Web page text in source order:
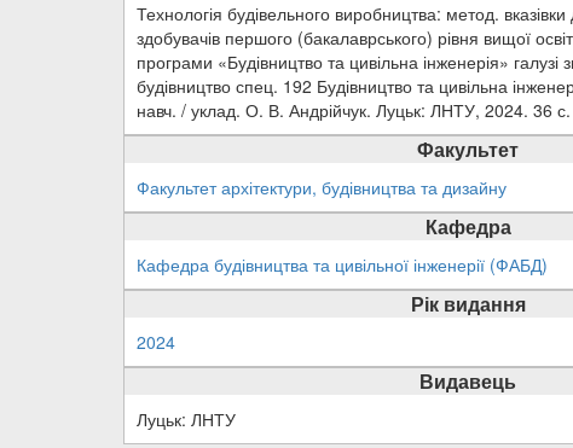
Технологія будівельного виробництва: метод.
здобувачів першого (бакалаврського) рівня вищої
програми «Будівництво та цивільна інженерія» галузі
будівництво спец. 192 Будівництво та цивільна
навч. / уклад. О. В. Андрійчук. Луцьк: ЛНТУ, 2024. 36 с.
Факультет
Факультет архітектури, будівництва та дизайну
Кафедра
Кафедра будівництва та цивільної інженерії (ФАБД)
Рік видання
2024
Видавець
Луцьк: ЛНТУ